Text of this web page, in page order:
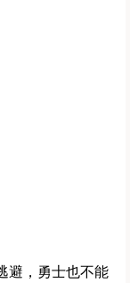
避，勇士也不能